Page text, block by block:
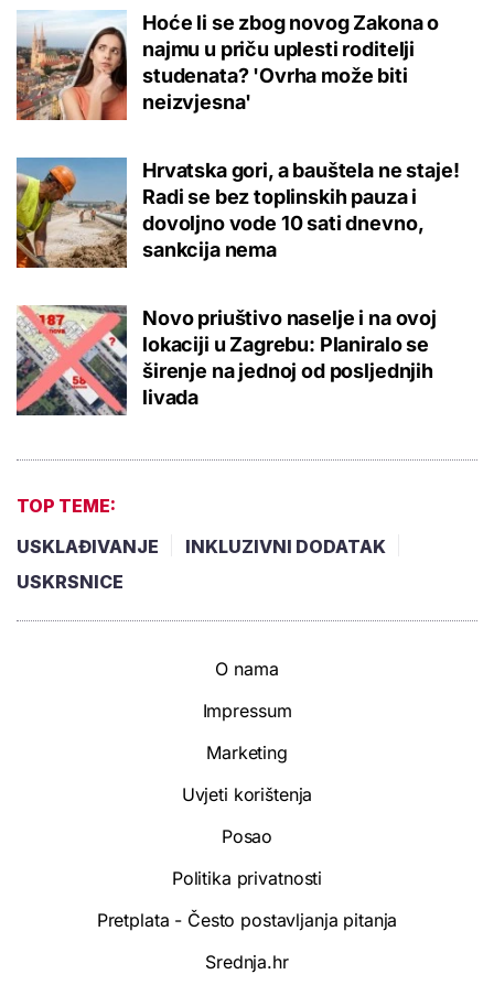
Hoće li se zbog novog Zakona o
najmu u priču uplesti roditelji
studenata? 'Ovrha može biti
neizvjesna'
Hrvatska gori, a bauštela ne staje!
Radi se bez toplinskih pauza i
dovoljno vode 10 sati dnevno,
sankcija nema
Novo priuštivo naselje i na ovoj
lokaciji u Zagrebu: Planiralo se
širenje na jednoj od posljednjih
livada
TOP TEME:
USKLAĐIVANJE
INKLUZIVNI DODATAK
USKRSNICE
O nama
Impressum
Marketing
Uvjeti korištenja
Posao
Politika privatnosti
Pretplata - Često postavljanja pitanja
Srednja.hr